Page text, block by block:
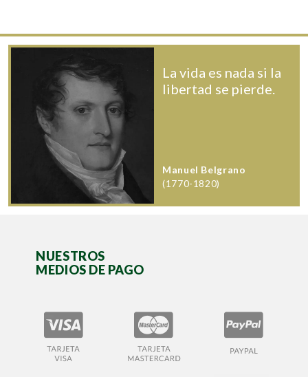
La vida es nada si la
libertad se pierde.
Manuel Belgrano
(1770-1820)
NUESTROS
MEDIOS DE PAGO